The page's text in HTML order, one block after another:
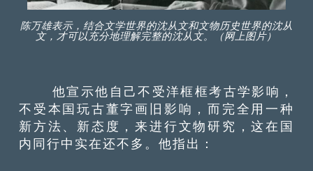
陈万雄表示，结合文学世界的沈从文和文物历史世界的沈从
文，才可以充分地理解完整的沈从文。（网上图片）
他宣示他自己不受洋框框考古学影响，
不受本国玩古董字画旧影响，而完全用一种
新方法、新态度，来进行文物研究，这在国
内同行中实在还不多。他指出：